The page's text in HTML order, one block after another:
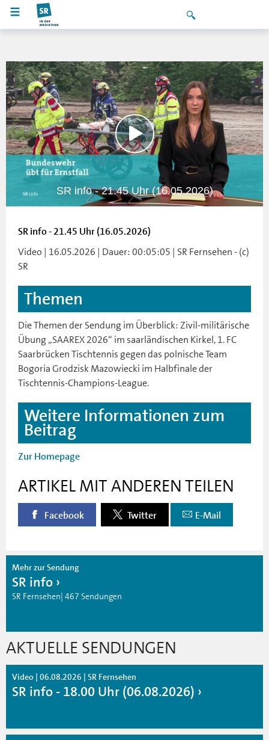
SR info - 21.45 Uhr (16.05.2026)
SR info - 21.45 Uhr (16.05.2026)
Video | 16.05.2026 | Dauer: 00:05:05 | SR Fernsehen - (c)
SR
Themen
Die Themen der Sendung im Überblick: Zivil-militärische
Übung „SAAREX 2026“ im saarländischen Kirkel, 1. FC
Saarbrücken Tischtennis gegen das polnische Team
Bogoria Grodzisk Mazowiecki im Halbfinale der
Tischtennis-Champions-League.
Weitere Informationen zum
Beitrag
Zur Homepage
ARTIKEL MIT ANDEREN TEILEN
Facebook Twitter E-Mail
Mehr zur Sendung
SR info
SR Fernsehen| 467 Sendungen
AKTUELLE SENDUNGEN
Video | 06.08.2026 | SR Fernsehen
SR info - 18.00 Uhr (06.08.2026)